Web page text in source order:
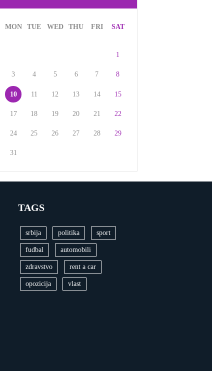
MON TUE WED THU FRI SAT
1
3 4 5 6 7 8
10 11 12 13 14 15
17 18 19 20 21 22
24 25 26 27 28 29
31
TAGS
srbija politika sport
fudbal automobili
zdravstvo rent a car
opozicija vlast